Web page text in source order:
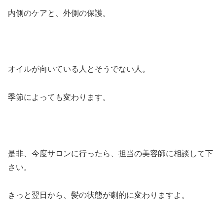
内側のケアと、外側の保護。
オイルが向いている人とそうでない人。
季節によっても変わります。
是非、今度サロンに行ったら、担当の美容師に相談して下
さい。
きっと翌日から、髪の状態が劇的に変わりますよ。